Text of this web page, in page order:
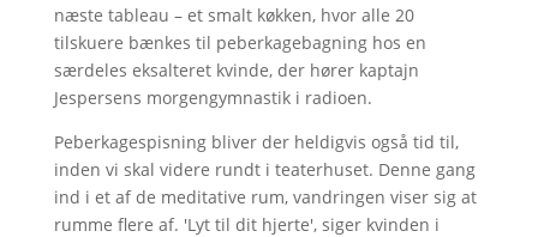
næste tableau – et smalt køkken, hvor alle 20
tilskuere bænkes til peberkagebagning hos en
særdeles eksalteret kvinde, der hører kaptajn
Jespersens morgengymnastik i radioen.
Peberkagespisning bliver der heldigvis også tid til,
inden vi skal videre rundt i teaterhuset. Denne gang
ind i et af de meditative rum, vandringen viser sig at
rumme flere af. 'Lyt til dit hjerte', siger kvinden i